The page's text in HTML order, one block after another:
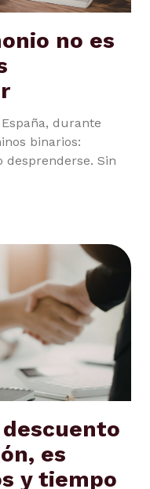
no es
durante
binarios:
Sin
es
y tiempo